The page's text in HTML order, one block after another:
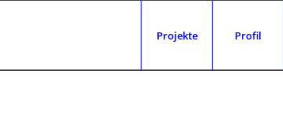
Projekte Profil